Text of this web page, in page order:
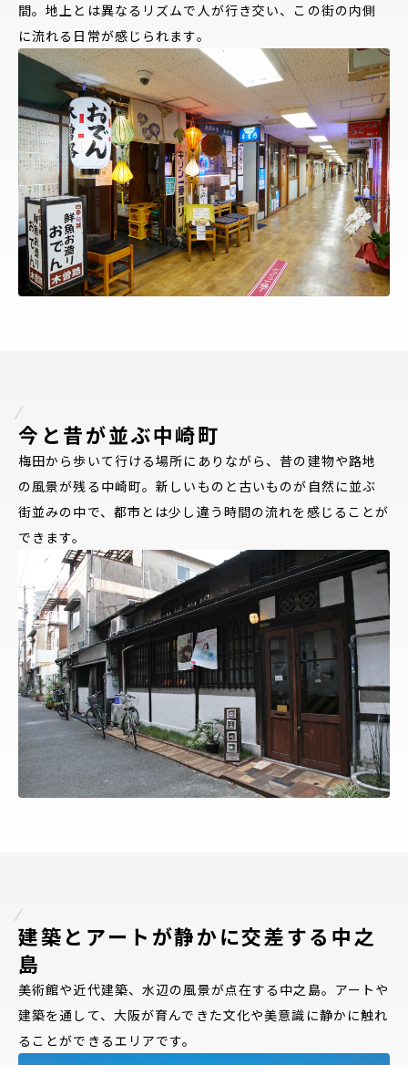
間。地上とは異なるリズムで人が行き交い、この街の内側
に流れる日常が感じられます。
今と昔が並ぶ中崎町
梅田から歩いて行ける場所にありながら、昔の建物や路地
の風景が残る中崎町。新しいものと古いものが自然に並ぶ
街並みの中で、都市とは少し違う時間の流れを感じることが
できます。
建築とアートが静かに交差する中之
島
美術館や近代建築、水辺の風景が点在する中之島。アートや
建築を通して、大阪が育んできた文化や美意識に静かに触れ
ることができるエリアです。